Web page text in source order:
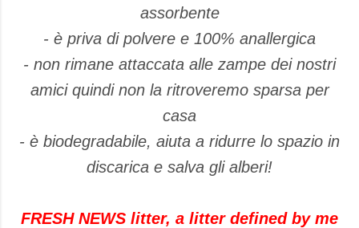
assorbente
- è priva di polvere e 100% anallergica
- non rimane attaccata alle zampe dei nostri
amici quindi non la ritroveremo sparsa per
casa
- è biodegradabile, aiuta a ridurre lo spazio in
discarica e salva gli alberi!
FRESH NEWS litter, a litter defined by me